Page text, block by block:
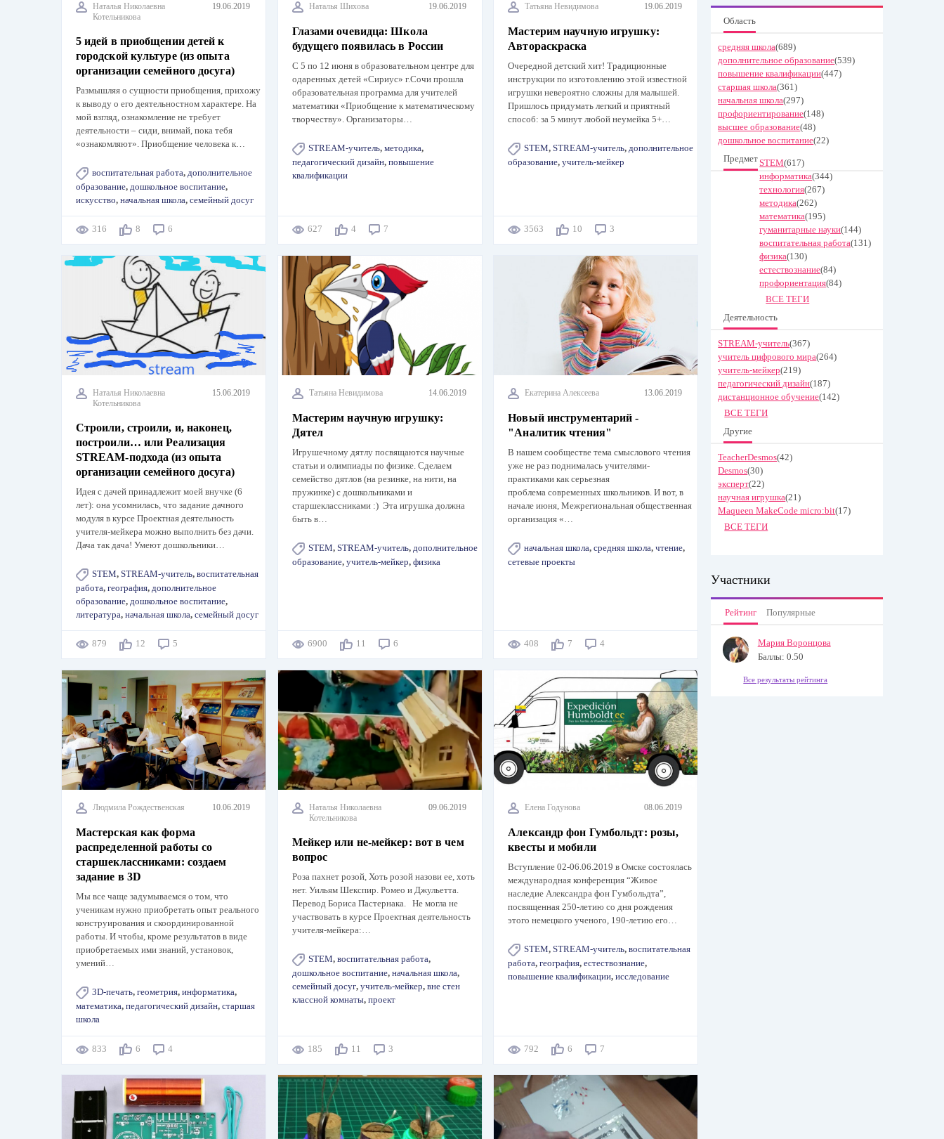
Наталья Николаевна
Котельникова
19.06.2019
5 идей в приобщении детей к
городской культуре (из опыта
организации семейного досуга)
Размышляя о сущности приобщения, прихожу
к выводу о его деятельностном характере. На
мой взгляд, ознакомление не требует
деятельности – сиди, внимай, пока тебя
«ознакомляют». Приобщение человека к…
воспитательная работа, дополнительное
образование, дошкольное воспитание,
искусство, начальная школа, семейный досуг
316 8 6
Наталья Шихова 19.06.2019
Глазами очевидца: Школа
будущего появилась в России
С 5 по 12 июня в образовательном центре для
одаренных детей «Сириус» г.Сочи прошла
образовательная программа для учителей
математики «Приобщение к математическому
творчеству». Организаторы…
STREAM-учитель, методика,
педагогический дизайн, повышение
квалификации
627 4 7
Татьяна Невидимова 19.06.2019
Мастерим научную игрушку:
Автораскраска
Очередной детский хит! Традиционные
инструкции по изготовлению этой известной
игрушки невероятно сложны для малышей.
Пришлось придумать легкий и приятный
способ: за 5 минут любой неумейка 5+…
STEM,STREAM-учитель, дополнительное
образование,учитель-мейкер
3563 10 3
Наталья Николаевна
Котельникова
15.06.2019
Строили, строили, и, наконец,
построили… или Реализация
STREAM-подхода (из опыта
организации семейного досуга)
Идея с дачей принадлежит моей внучке (6
лет): она усомнилась, что задание дачного
модуля в курсе Проектная деятельность
учителя-мейкера можно выполнить без дачи.
Дача так дача! Умеют дошкольники…
STEM, STREAM-учитель, воспитательная
работа, география, дополнительное
образование, дошкольное воспитание,
литература, начальная школа, семейный досуг
879 12 5
Татьяна Невидимова 14.06.2019
Мастерим научную игрушку:
Дятел
Игрушечному дятлу посвящаются научные
статьи и олимпиады по физике. Сделаем
семейство дятлов (на резинке, на нити, на
пружинке) с дошкольниками и
старшеклассниками :) Эта игрушка должна
быть в…
STEM, STREAM-учитель, дополнительное
образование, учитель-мейкер, физика
6900 11 6
Екатерина Алексеева 13.06.2019
Новый инструментарий -
"Аналитик чтения"
В нашем сообществе тема смыслового чтения
уже не раз поднималась учителями-
практиками как серьезная
проблема современных школьников. И вот, в
начале июня, Межрегиональная общественная
организация «…
начальная школа,средняя школа,чтение,
сетевые проекты
408 7 4
Людмила Рождественская 10.06.2019
Мастерская как форма
распределенной работы со
старшеклассниками: создаем
задание в 3D
Мы все чаще задумываемся о том, что
ученикам нужно приобретать опыт реального
конструирования и скоординированной
работы. И чтобы, кроме результатов в виде
приобретаемых ими знаний, установок,
умений…
3D-печать, геометрия, информатика,
математика, педагогический дизайн, старшая
школа
833 6 4
Наталья Николаевна
Котельникова
09.06.2019
Мейкер или не-мейкер: вот в чем
вопрос
Роза пахнет розой, Хоть розой назови ее, хоть
нет. Уильям Шекспир. Ромео и Джульетта.
Перевод Бориса Пастернака. Не могла не
участвовать в курсе Проектная деятельность
учителя-мейкера:…
STEM, воспитательная работа,
дошкольное воспитание, начальная школа,
семейный досуг, учитель-мейкер, вне стен
классной комнаты, проект
185 11 3
Елена Годунова 08.06.2019
Александр фон Гумбольдт: розы,
квесты и мобили
Вступление 02-06.06.2019 в Омске состоялась
международная конференция “Живое
наследие Александра фон Гумбольдта”,
посвященная 250-летию со дня рождения
этого немецкого ученого, 190-летию его…
STEM,STREAM-учитель,воспитательная
работа,география,естествознание,
повышение квалификации,исследование
792 6 7
Область
средняя школа(689)
дополнительное образование(539)
повышение квалификации(447)
старшая школа(361)
начальная школа(297)
профориентирование(148)
высшее образование(48)
дошкольное воспитание(22)
ПредметSTEM(617)
информатика(344)
технология(267)
методика(262)
математика(195)
гуманитарные науки(144)
воспитательная работа(131)
физика(130)
естествознание(84)
профориентация(84)
ВСЕ ТЕГИ
Деятельность
STREAM-учитель(367)
учитель цифрового мира(264)
учитель-мейкер(219)
педагогический дизайн(187)
дистанционное обучение(142)
ВСЕ ТЕГИ
Другие
TeacherDesmos(42)
Desmos(30)
эксперт(22)
научная игрушка(21)
Maqueen MakeCode micro:bit(17)
ВСЕ ТЕГИ
Участники
Рейтинг Популярные
Мария Воронцова
Баллы: 0.50
Все результаты рейтинга